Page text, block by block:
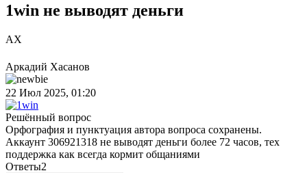
1win не выводят деньги
АХ
Аркадий Хасанов
22 Июл 2025, 01:20
Решённый вопрос
Орфография и пунктуация автора вопроса сохранены.
Аккаунт 306921318 не выводят деньги более 72 часов, тех
поддержка как всегда кормит общаниями
Ответы2